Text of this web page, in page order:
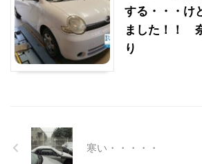
する・・・け
ました！！
り
寒い・・・・・